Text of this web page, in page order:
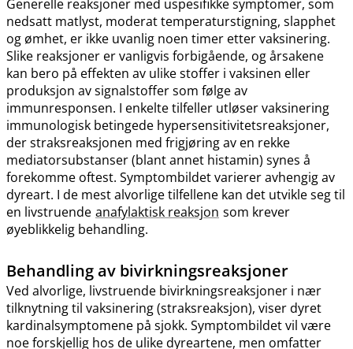
Generelle reaksjoner med uspesifikke symptomer, som
nedsatt matlyst, moderat temperaturstigning, slapphet
og ømhet, er ikke uvanlig noen timer etter vaksinering.
Slike reaksjoner er vanligvis forbigående, og årsakene
kan bero på effekten av ulike stoffer i vaksinen eller
produksjon av signalstoffer som følge av
immunresponsen. I enkelte tilfeller utløser vaksinering
immunologisk betingede hypersensitivitetsreaksjoner,
der straksreaksjonen med frigjøring av en rekke
mediatorsubstanser (blant annet histamin) synes å
forekomme oftest. Symptombildet varierer avhengig av
dyreart. I de mest alvorlige tilfellene kan det utvikle seg til
en livstruende anafylaktisk reaksjon som krever
øyeblikkelig behandling.
Behandling av bivirkningsreaksjoner
Ved alvorlige, livstruende bivirkningsreaksjoner i nær
tilknytning til vaksinering (straksreaksjon), viser dyret
kardinalsymptomene på sjokk. Symptombildet vil være
noe forskjellig hos de ulike dyreartene, men omfatter